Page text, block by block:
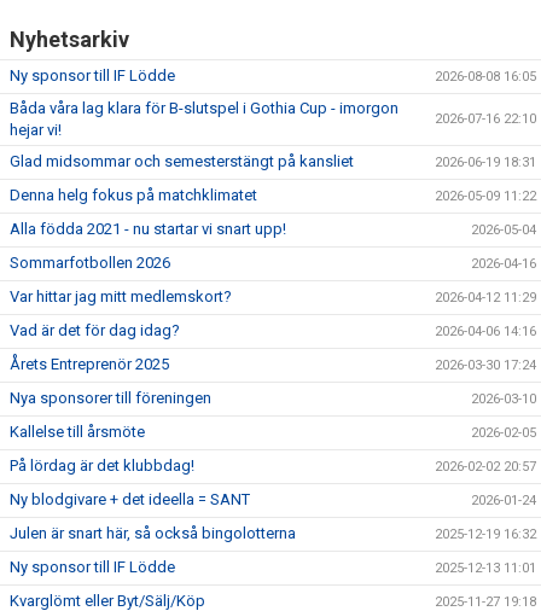
Nyhetsarkiv
Ny sponsor till IF Lödde 2026-08-08 16:05
Båda våra lag klara för B-slutspel i Gothia Cup - imorgon
hejar vi!
2026-07-16 22:10
Glad midsommar och semesterstängt på kansliet 2026-06-19 18:31
Denna helg fokus på matchklimatet 2026-05-09 11:22
Alla födda 2021 - nu startar vi snart upp! 2026-05-04
Sommarfotbollen 2026 2026-04-16
Var hittar jag mitt medlemskort? 2026-04-12 11:29
Vad är det för dag idag? 2026-04-06 14:16
Årets Entreprenör 2025 2026-03-30 17:24
Nya sponsorer till föreningen 2026-03-10
Kallelse till årsmöte 2026-02-05
På lördag är det klubbdag! 2026-02-02 20:57
Ny blodgivare + det ideella = SANT 2026-01-24
Julen är snart här, så också bingolotterna 2025-12-19 16:32
Ny sponsor till IF Lödde 2025-12-13 11:01
Kvarglömt eller Byt/Sälj/Köp 2025-11-27 19:18